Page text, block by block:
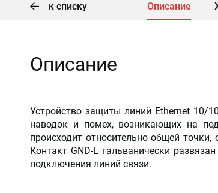
к списку Описание
Описание
Устройство защиты линий Ethernet 10/
наводок и помех, возникающих на
происходит относительно общей
Контакт GND-L гальванически
подключения линий связи.